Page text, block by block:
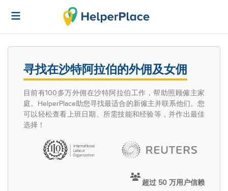
寻找在沙特阿拉伯的外佣及女佣
目前有100多万外佣在沙特阿拉伯工作，帮助照顾僱主家
庭。HelperPlace助您寻找最适合的新僱主并联系他们。您
可以轻松查看上班日期、所需技能和经验等，并作出最佳
选择！
超过 50 万用户信赖